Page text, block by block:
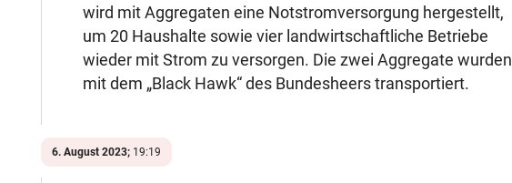
wird mit Aggregaten eine Notstromversorgung hergestellt,
um 20 Haushalte sowie vier landwirtschaftliche Betriebe
wieder mit Strom zu versorgen. Die zwei Aggregate wurden
mit dem „Black Hawk“ des Bundesheers transportiert.
6. August 2023; 19:19